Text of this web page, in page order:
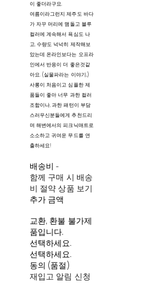
이 좋더라구요.
여름이라그런지 제주도 바다
가 자꾸 머리에 맴돌고 블루
컬러에 계속해서 욕심도 나
고, 수량도 넉넉히 제작해보
았는데 온라인보다는 오프라
인에서 반응이 더 좋은것같
아요. (실물파라는 이야기..)
사롱이 처음이고 심플한 제
품들이 좋아 너무 과한 컬러
조합이나, 과한 패턴이 부담
스러우신분들에게 추천드리
며 해변에서의 피크닉매트로
소소하고 귀여운 무드를 연
출하세요!
배송비-
함께 구매 시 배송
비 절약 상품 보기
추가 금액
교환, 환불 불가제
품입니다.
선택하세요.
선택하세요.
동의 (품절)
재입고 알림 신청